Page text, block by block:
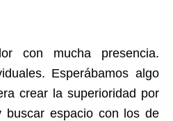
con mucha presencia.
Esperábamos algo
crear la superioridad por
buscar espacio con los de